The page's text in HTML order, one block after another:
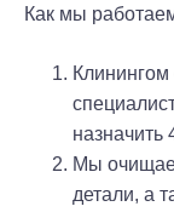
Как мы
Клинингом
назначить
Мы
детали, а